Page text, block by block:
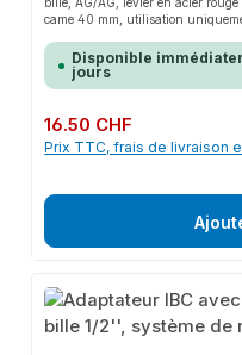
bille, AG/AG, levier en acier
came 40 mm, utilisation
Disponible
jours
Prix régulier :
16.50 CHF
Prix TTC, frais de livraison